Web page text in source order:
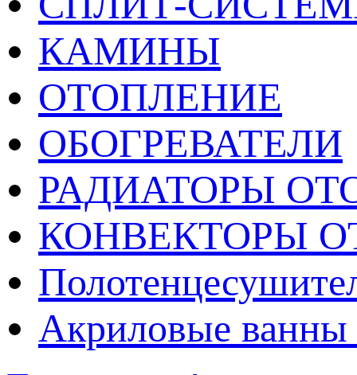
КАМИНЫ
ОТОПЛЕНИЕ
ОБОГРЕВАТЕЛИ
РАДИАТОРЫ
КОНВЕКТОРЫ
Акриловые ванны